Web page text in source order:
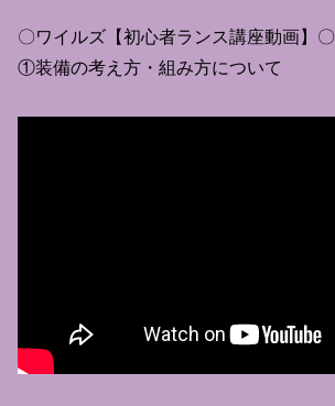
〇ワイルズ【初心者ランス講座動画】〇
①装備の考え方・組み方について